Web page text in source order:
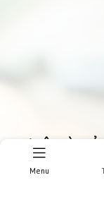
THƯ VIỆN HÌNH
Menu